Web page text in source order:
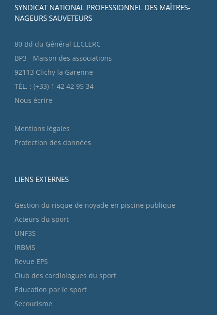
SYNDICAT NATIONAL PROFESSIONNEL DES MAÎTRES-
NAGEURS SAUVETEURS
80 Bd du Général LECLERC
BP3 - Maison des associations
92113 Clichy la Garenne
TÉL. : (+33) 1 42 42 95 34
Nous écrire
Mentions légales
Protection des données
LIENS EXTERNES
Gestion du risque de noyade en piscine publique
Acteurs du sport
UNF3S
IRBMS
Revue EPS
Club des cardiologues du sport
Education par le sport
Secourisme